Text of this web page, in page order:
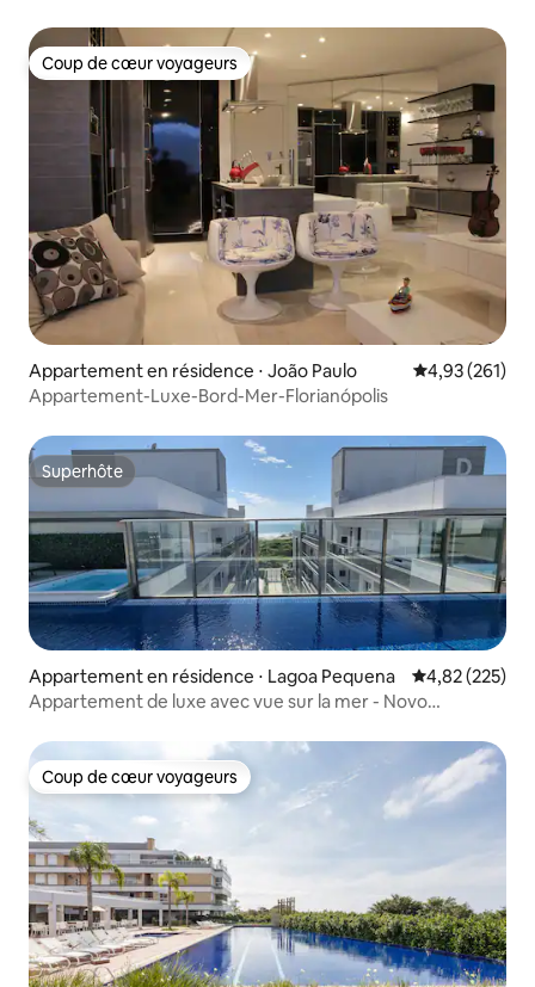
Coup de cœur voyageurs
Coup de cœur voyageurs
Appartement en résidence ⋅ João Paulo Évaluation
4,93 (261)
Appartement-Luxe-Bord-Mer-Florianópolis
Superhôte
Superhôte
Appartement en résidence ⋅ Lagoa Pequena Évaluation
4,82 (225)
Appartement de luxe avec vue sur la mer - Novo
Coup de cœur voyageurs
Coup de cœur voyageurs